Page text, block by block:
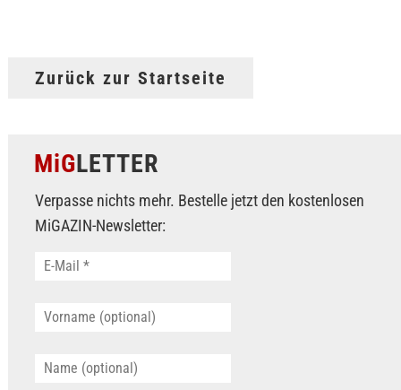
Zurück zur Startseite
MiGLETTER
Verpasse nichts mehr. Bestelle jetzt den kostenlosen
MiGAZIN-Newsletter: